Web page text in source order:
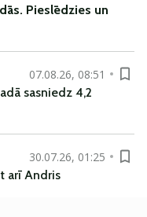
s. Pieslēdzies un
07.08.26, 08:51
sasniedz 4,2
30.07.26, 01:25
arī Andris